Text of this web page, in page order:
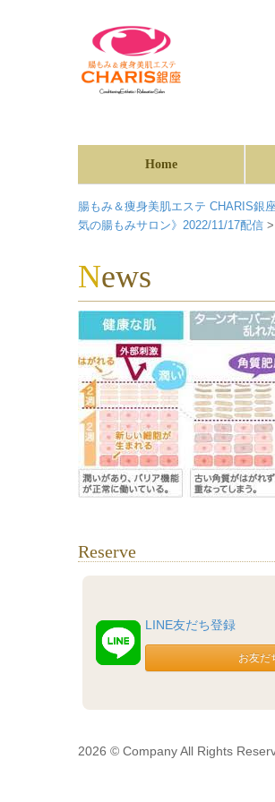
Home
腸もみ＆痩身美肌エステ CHARIS銀座
気の腸もみサロン》2022/11/17配信 >
News
Reserve
LINE友だち登録
2026 © Company All Rights